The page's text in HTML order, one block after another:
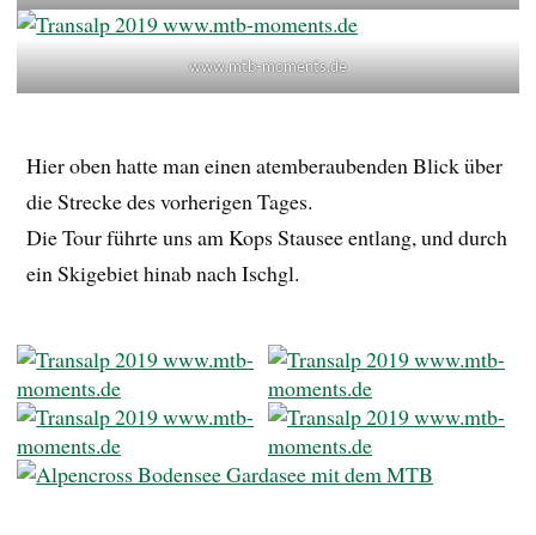
www.mtb-moments.de
Hier oben hatte man einen atemberaubenden Blick über
die Strecke des vorherigen Tages.
Die Tour führte uns am Kops Stausee entlang, und durch
ein Skigebiet hinab nach Ischgl.